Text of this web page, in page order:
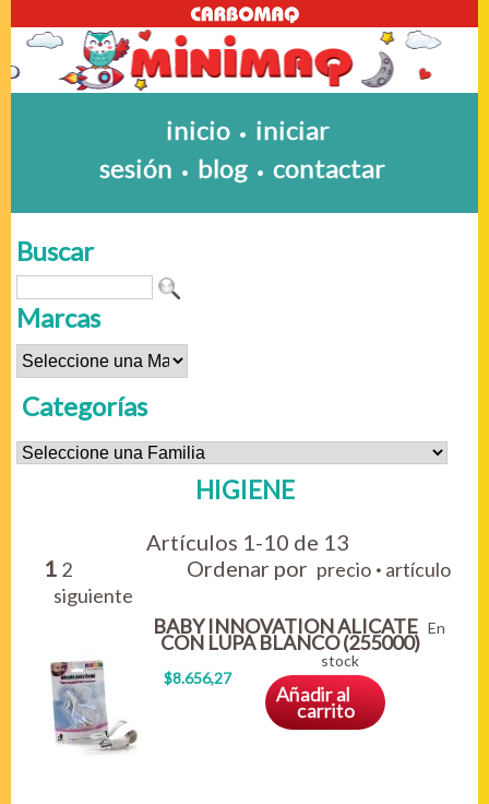
inicio • iniciar
sesión • blog • contactar
Buscar
Marcas
Categorías
HIGIENE
Artículos 1-10 de 13
1 2
siguiente
Ordenar por precio · artículo
BABY INNOVATION ALICATE
CON LUPA BLANCO (255000)
$8.656,27
En
stock
Añadir al
carrito